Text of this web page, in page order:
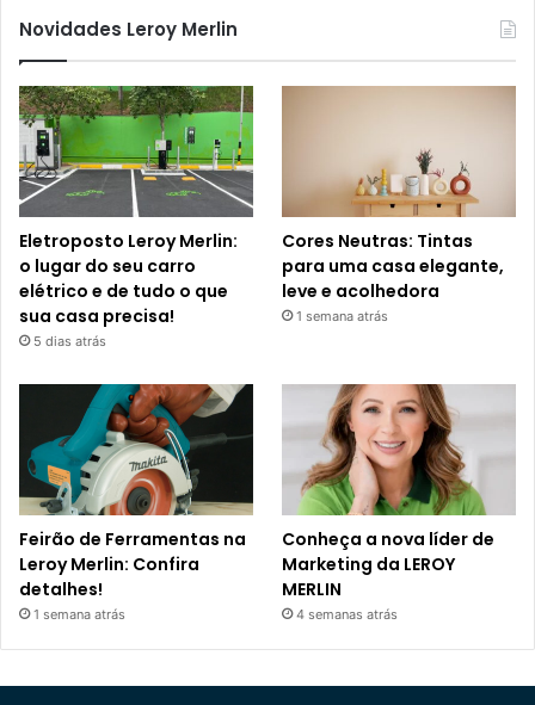
Novidades Leroy Merlin
Eletroposto Leroy Merlin:
o lugar do seu carro
elétrico e de tudo o que
sua casa precisa!
5 dias atrás
Cores Neutras: Tintas
para uma casa elegante,
leve e acolhedora
1 semana atrás
Feirão de Ferramentas na
Leroy Merlin: Confira
detalhes!
1 semana atrás
Conheça a nova líder de
Marketing da LEROY
MERLIN
4 semanas atrás